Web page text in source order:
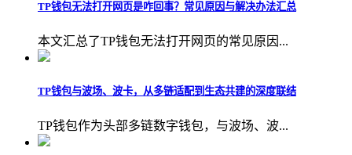
TP钱包无法打开网页是咋回事？常见原因与解决办法汇总
本文汇总了TP钱包无法打开网页的常见原因...
TP钱包与波场、波卡，从多链适配到生态共建的深度联结
TP钱包作为头部多链数字钱包，与波场、波...